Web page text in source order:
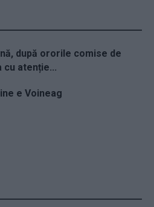
după ororile comise de
cu atenție...
e Voineag